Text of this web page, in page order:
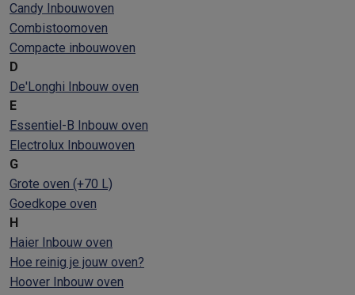
Candy Inbouwoven
Combistoomoven
Compacte inbouwoven
D
De'Longhi Inbouw oven
E
Essentiel-B Inbouw oven
Electrolux Inbouwoven
G
Grote oven (+70 L)
Goedkope oven
H
Haier Inbouw oven
Hoe reinig je jouw oven?
Hoover Inbouw oven